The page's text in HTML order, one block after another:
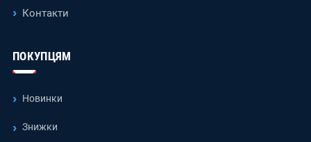
Контакти
ПОКУПЦЯМ
Новинки
Знижки